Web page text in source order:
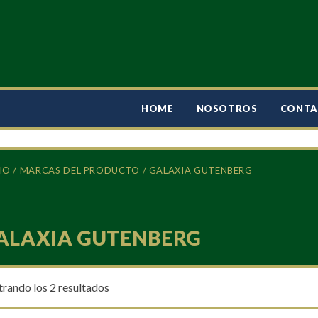
HOME NOSOTROS
/ MARCAS DEL PRODUCTO / GALAXIA GUTENBERG
GUTENBERG
los 2 resultados